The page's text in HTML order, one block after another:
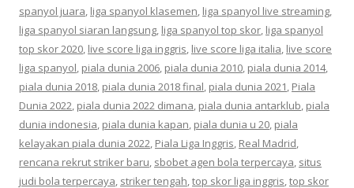
spanyol juara, liga spanyol klasemen, liga spanyol live streaming,
liga spanyol siaran langsung, liga spanyol top skor, liga spanyol
top skor 2020, live score liga inggris, live score liga italia, live score
liga spanyol, piala dunia 2006, piala dunia 2010, piala dunia 2014,
piala dunia 2018, piala dunia 2018 final, piala dunia 2021, Piala
Dunia 2022, piala dunia 2022 dimana, piala dunia antarklub, piala
dunia indonesia, piala dunia kapan, piala dunia u 20, piala
kelayakan piala dunia 2022, Piala Liga Inggris, Real Madrid,
rencana rekrut striker baru, sbobet agen bola terpercaya, situs
judi bola terpercaya, striker tengah,top skor liga inggris,top skor